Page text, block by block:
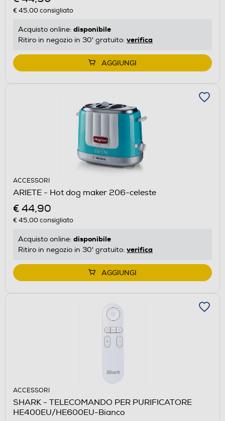
€ 45,00consigliato
Acquisto online: disponibile
Ritiro in negozio in 30' gratuito: verifica
AGGIUNGI
ACCESSORI
ARIETE - Hot dog maker 206-celeste
€ 44,90
€ 45,00consigliato
Acquisto online: disponibile
Ritiro in negozio in 30' gratuito: verifica
AGGIUNGI
ACCESSORI
SHARK - TELECOMANDO PER PURIFICATORE
HE400EU/HE600EU-Bianco